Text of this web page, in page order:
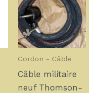
Cordon - Câble
Câble militaire
neuf Thomson-